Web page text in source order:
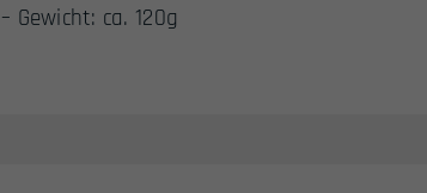
– Gewicht: ca. 120g